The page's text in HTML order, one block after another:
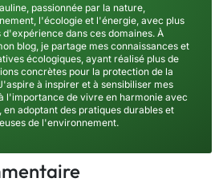
passionnée par la nature,
l'écologie et l'énergie, avec plus
d'expérience dans ces domaines. À
blog, je partage mes connaissances et
écologiques, ayant réalisé plus de
concrètes pour la protection de la
à inspirer et à sensibiliser mes
l'importance de vivre en harmonie avec
en adoptant des pratiques durables et
de l'environnement.